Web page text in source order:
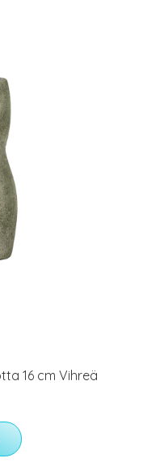
16 cm Vihreä